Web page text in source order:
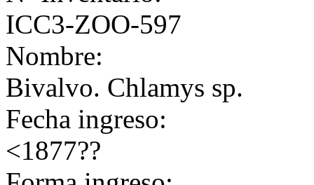
ICC3-ZOO-597
Nombre:
Bivalvo. Chlamys sp.
Fecha ingreso:
<1877??